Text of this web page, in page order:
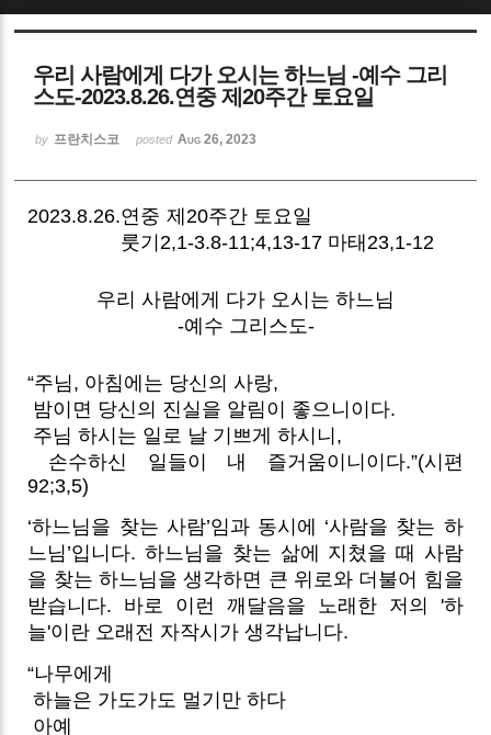
우리 사람에게 다가 오시는 하느님 -예수 그리
스도-2023.8.26.연중 제20주간 토요일
by 프란치스코 posted Aug 26, 2023
2023.8.26.연중 제20주간 토요일
룻기2,1-3.8-11;4,13-17 마태23,1-12
우리 사람에게 다가 오시는 하느님
-예수 그리스도-
“주님, 아침에는 당신의 사랑,
밤이면 당신의 진실을 알림이 좋으니이다.
주님 하시는 일로 날 기쁘게 하시니,
손수하신 일들이 내 즐거움이니이다.”(시편
92;3,5)
‘하느님을 찾는 사람’임과 동시에 ‘사람을 찾는 하
느님’입니다. 하느님을 찾는 삶에 지쳤을 때 사람
을 찾는 하느님을 생각하면 큰 위로와 더불어 힘을
받습니다. 바로 이런 깨달음을 노래한 저의 '하
늘'이란 오래전 자작시가 생각납니다.
“나무에게
하늘은 가도가도 멀기만 하다
아예
Sketchbook5, 스케치북5
Sketchbook5, 스케치북5